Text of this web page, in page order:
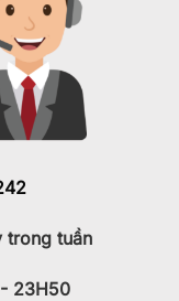
trong tuần
23H50